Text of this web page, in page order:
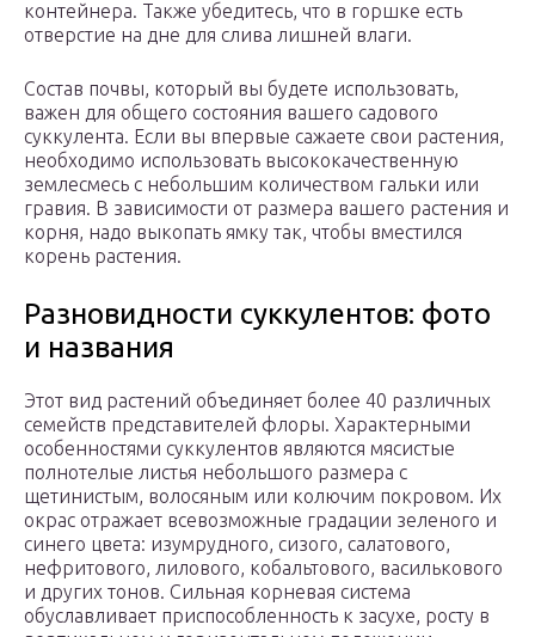
контейнера. Также убедитесь, что в горшке есть
отверстие на дне для слива лишней влаги.
Состав почвы, который вы будете использовать,
важен для общего состояния вашего садового
суккулента. Если вы впервые сажаете свои растения,
необходимо использовать высококачественную
землесмесь с небольшим количеством гальки или
гравия. В зависимости от размера вашего растения и
корня, надо выкопать ямку так, чтобы вместился
корень растения.
Разновидности суккулентов: фото
и названия
Этот вид растений объединяет более 40 различных
семейств представителей флоры. Характерными
особенностями суккулентов являются мясистые
полнотелые листья небольшого размера с
щетинистым, волосяным или колючим покровом. Их
окрас отражает всевозможные градации зеленого и
синего цвета: изумрудного, сизого, салатового,
нефритового, лилового, кобальтового, василькового
и других тонов. Сильная корневая система
обуславливает приспособленность к засухе, росту в